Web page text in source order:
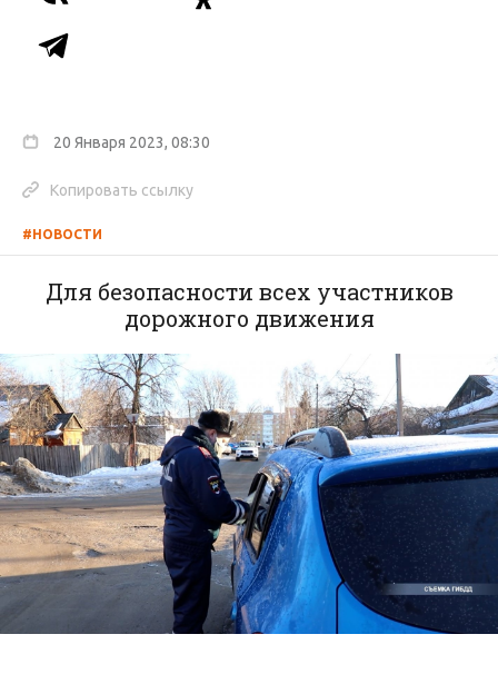
20 Января 2023, 08:30
Копировать ссылку
#НОВОСТИ
Для безопасности всех участников
дорожного движения